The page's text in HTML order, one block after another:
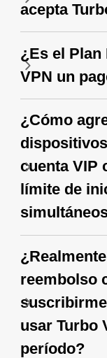
acepta
¿Es el Plan
VPN un
¿Cómo
cuenta VIP
límite de
reembolso
usar Turbo
período?